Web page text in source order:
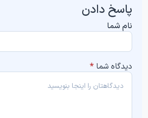
پاسخ دادن
نام شما
دیدگاه شما *